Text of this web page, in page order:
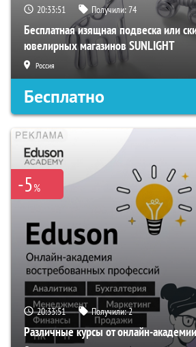
20:33:50 Получили:74
Бесплатная изящная подвеска или
ювелирных магазинов SUNLIGHT
Россия
Бесплатно
-5%
20:33:50 Получили:2
Различные курсы от онлайн-